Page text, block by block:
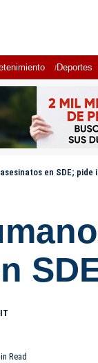
Deportes
en SDE;
Read